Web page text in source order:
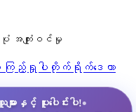
င်ပုံ အကျုံးဝင်မှု
ကြည့်ရှုပါ တိုက်ရိုက်ဒေတာ
ျားနှင့် ပူးပေါင်းပါ!•